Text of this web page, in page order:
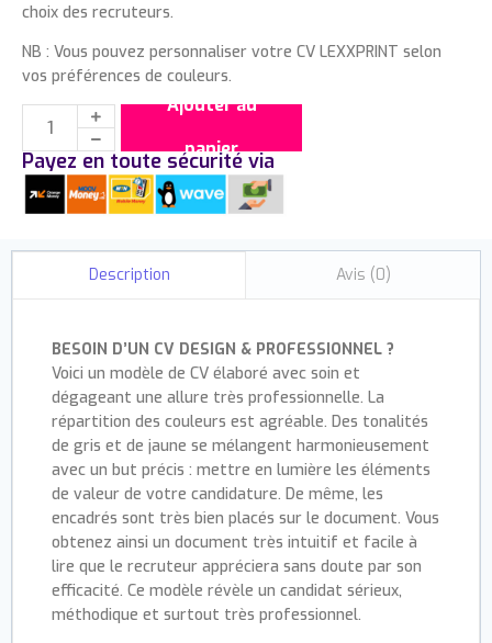
choix des recruteurs.
NB : Vous pouvez personnaliser votre CV LEXXPRINT selon
vos préférences de couleurs.
Ajouter au
panier
Payez en toute sécurité via
Description Avis (0)
BESOIN D’UN CV DESIGN & PROFESSIONNEL ?
Voici un modèle de CV élaboré avec soin et
dégageant une allure très professionnelle. La
répartition des couleurs est agréable. Des tonalités
de gris et de jaune se mélangent harmonieusement
avec un but précis : mettre en lumière les éléments
de valeur de votre candidature. De même, les
encadrés sont très bien placés sur le document. Vous
obtenez ainsi un document très intuitif et facile à
lire que le recruteur appréciera sans doute par son
efficacité. Ce modèle révèle un candidat sérieux,
méthodique et surtout très professionnel.